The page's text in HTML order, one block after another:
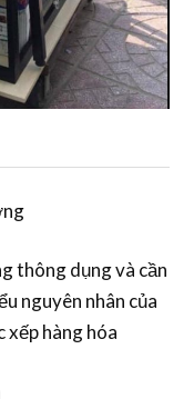
thông dụng và cần
nguyên nhân của
hàng hóa